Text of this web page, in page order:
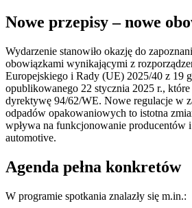
Nowe przepisy – nowe
Wydarzenie stanowiło okazję do
obowiązkami wynikającymi z
Europejskiego i Rady (UE) 2025/40 z 19
opublikowanego 22 stycznia 2025 r., które
dyrektywę 94/62/WE. Nowe regulacje w
odpadów opakowaniowych to istotna
wpływa na funkcjonowanie producentów
automotive.
Agenda pełna konkretów
W programie spotkania znalazły się m.in.: